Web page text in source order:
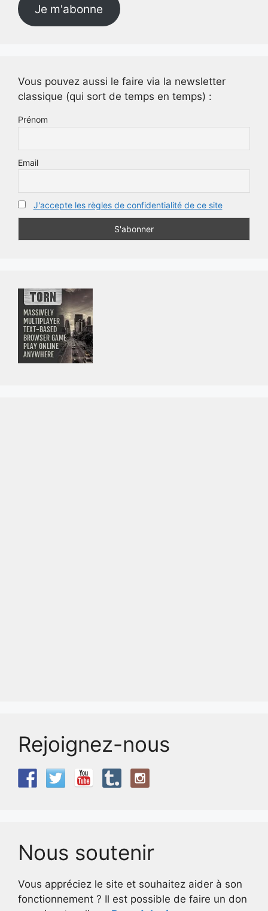
Je m'abonne
Vous pouvez aussi le faire via la newsletter
classique (qui sort de temps en temps) :
Prénom
Email
J'accepte les règles de confidentialité de ce site
Rejoignez-nous
Nous soutenir
Vous appréciez le site et souhaitez aider à son
fonctionnement ? Il est possible de faire un don